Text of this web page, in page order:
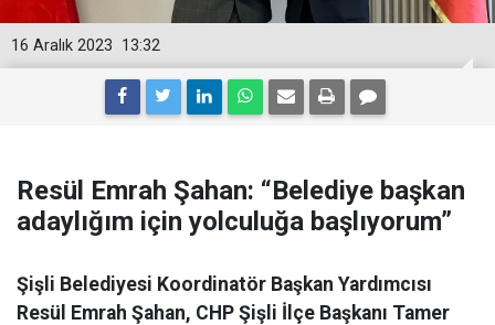
13:32
16 Aralık 2023
Resül Emrah Şahan: “Belediye başkan
adaylığım için yolculuğa başlıyorum”
Şişli Belediyesi Koordinatör Başkan Yardımcısı
Resül Emrah Şahan, CHP Şişli İlçe Başkanı Tamer